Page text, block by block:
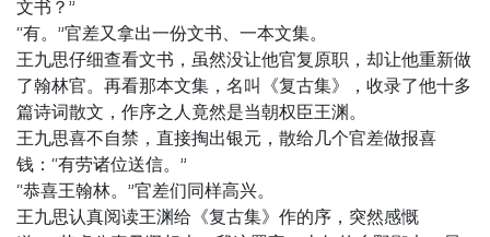
文书？”
“有。”官差又拿出一份文书、一本文集。
王九思仔细查看文书，虽然没让他官复原职，却让他重新做
了翰林官。再看那本文集，名叫《复古集》，收录了他十多
篇诗词散文，作序之人竟然是当朝权臣王渊。
王九思喜不自禁，直接掏出银元，散给几个官差做报喜
钱：“有劳诸位送信。”
“恭喜王翰林。”官差们同样高兴。
王九思认真阅读王渊给《复古集》作的序，突然感慨